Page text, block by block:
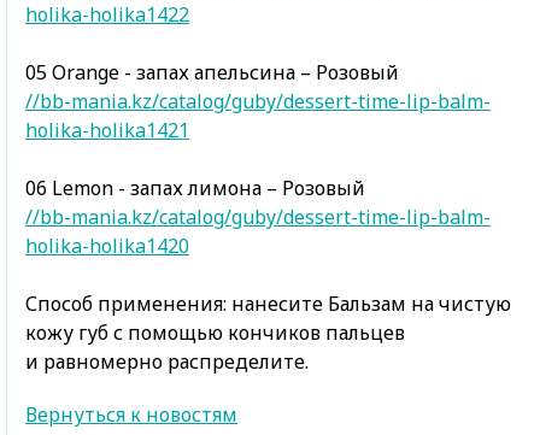
holika-holika1422
05 Orange - запах апельсина – Розовый
//bb-mania.kz/catalog/guby/dessert-time-lip-balm-
holika-holika1421
06 Lemon - запах лимона – Розовый
//bb-mania.kz/catalog/guby/dessert-time-lip-balm-
holika-holika1420
Способ применения: нанесите Бальзам на чистую
кожу губ с помощью кончиков пальцев
и равномерно распределите.
Вернуться к новостям